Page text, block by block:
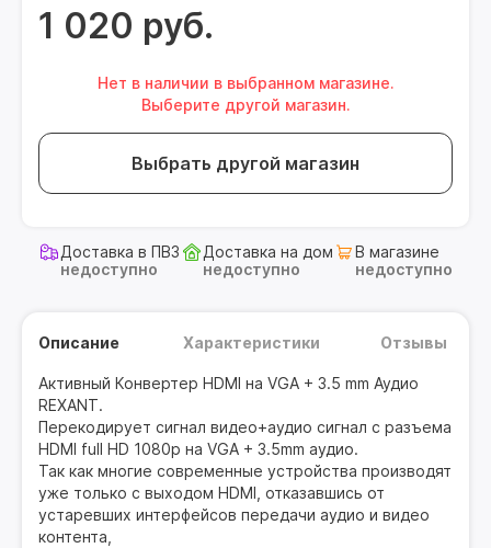
1 020 руб.
Нет в наличии в выбранном магазине.
Выберите другой магазин.
Выбрать другой магазин
Доставка в ПВЗ
недоступно
Доставка на дом
недоступно
В магазине
недоступно
Описание
Активный Конвертер HDMI на VGA + 3.5 mm Аудио
REXANT.
Перекодирует сигнал видео+аудио сигнал с разъема
HDMI full HD 1080p на VGA + 3.5mm аудио.
Так как многие современные устройства производят
уже только с выходом HDMI, отказавшись от
устаревших интерфейсов передачи аудио и видео
контента,
Характеристики Отзывы